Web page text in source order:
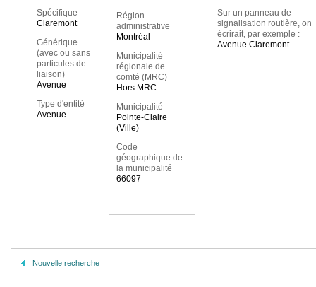
Spécifique
Claremont
Générique
(avec ou sans
particules de
liaison)
Avenue
Type d'entité
Avenue
Région
administrative
Montréal
Municipalité
régionale de
comté (MRC)
Hors MRC
Municipalité
Pointe-Claire
(Ville)
Code
géographique de
la municipalité
66097
Sur un panneau de
signalisation routière, on
écrirait, par exemple :
Avenue Claremont
Nouvelle recherche